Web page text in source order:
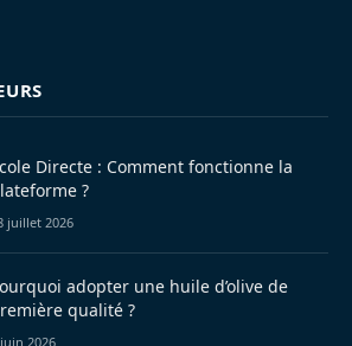
Directe : Comment fonctionne la
?
juillet 2026
adopter une huile d’olive de
qualité ?
2026